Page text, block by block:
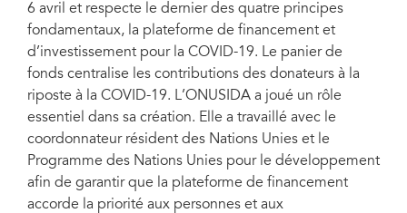
6 avril et respecte le dernier des quatre principes
fondamentaux, la plateforme de financement et
d’investissement pour la COVID-19. Le panier de
fonds centralise les contributions des donateurs à la
riposte à la COVID-19. L’ONUSIDA a joué un rôle
essentiel dans sa création. Elle a travaillé avec le
coordonnateur résident des Nations Unies et le
Programme des Nations Unies pour le développement
afin de garantir que la plateforme de financement
accorde la priorité aux personnes et aux